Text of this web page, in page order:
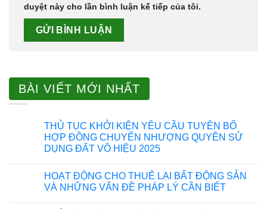
duyệt này cho lần bình luận kế tiếp của tôi.
BÀI VIẾT MỚI NHẤT
THỦ TỤC KHỞI KIỆN YÊU CẦU TUYÊN BỐ
HỢP ĐỒNG CHUYỂN NHƯỢNG QUYỀN SỬ
DỤNG ĐẤT VÔ HIỆU 2025
HOẠT ĐỘNG CHO THUÊ LẠI BẤT ĐỘNG SẢN
VÀ NHỮNG VẤN ĐỀ PHÁP LÝ CẦN BIẾT